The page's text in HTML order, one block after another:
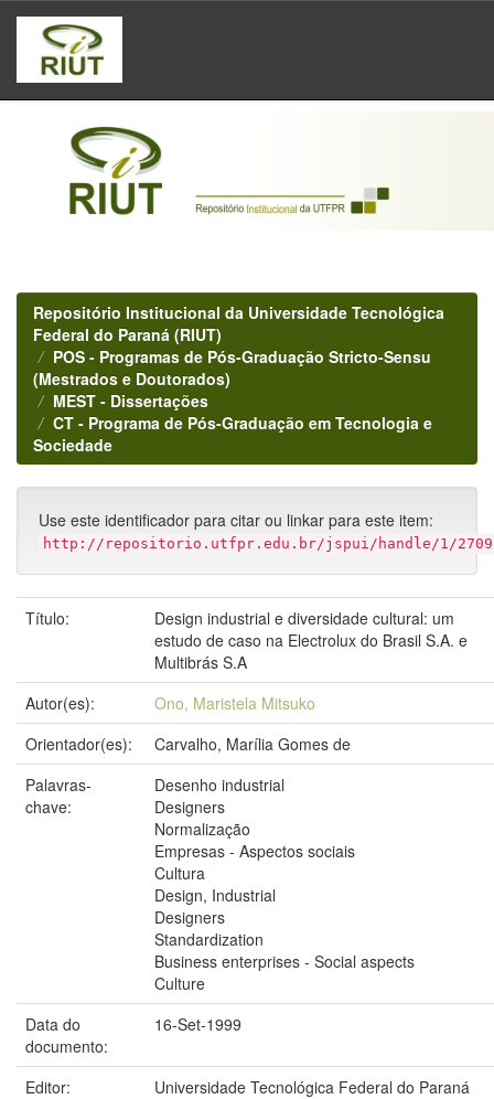
Skip
navigation
Repositório Institucional da Universidade Tecnológica
Federal do Paraná (RIUT)
POS - Programas de Pós-Graduação Stricto-Sensu
(Mestrados e Doutorados)
MEST - Dissertações
CT - Programa de Pós-Graduação em Tecnologia e
Sociedade
Use este identificador para citar ou linkar para este item:
http://repositorio.utfpr.edu.br/jspui/handle/1/
Título:
Design industrial e diversidade cultural: um
estudo de caso na Electrolux do Brasil S.A. e
Multibrás S.A
Autor(es):
Ono, Maristela Mitsuko
Orientador(es):
Carvalho, Marília Gomes de
Palavras-
chave:
Desenho industrial
Designers
Normalização
Empresas - Aspectos sociais
Cultura
Design, Industrial
Designers
Standardization
Business enterprises - Social aspects
Culture
Data do
documento:
16-Set-1999
Editor:
Universidade Tecnológica Federal do Paraná